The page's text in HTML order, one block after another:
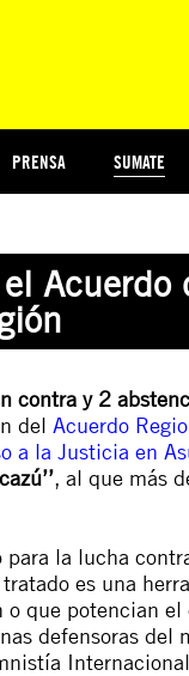
PRENSA SUMATE
Acuerdo
contra y 2
del Acuerdo
a la Justicia en
, al que más
la lucha
es una
o que potencian
defensoras